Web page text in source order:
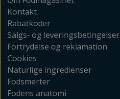
Kontakt
Rabatkoder
Salgs- og leveringsbetingelser
Fortrydelse og reklamation
Cookies
Naturlige ingredienser
Fodsmerter
Fodens anatomi